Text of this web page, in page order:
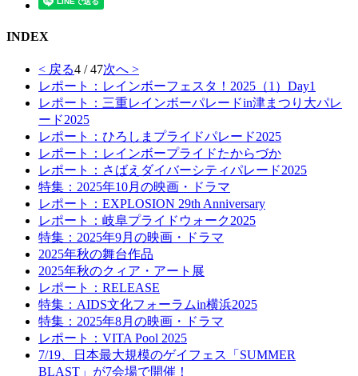
INDEX
< 戻る4 / 47次へ >
レポート：レインボーフェスタ！2025（1）Day1
レポート：三重レインボーパレードin津まつり大パレ
ード2025
レポート：ひろしまプライドパレード2025
レポート：レインボープライドたからづか
レポート：さばえダイバーシティパレード2025
特集：2025年10月の映画・ドラマ
レポート：EXPLOSION 29th Anniversary
レポート：岐阜プライドウォーク2025
特集：2025年9月の映画・ドラマ
2025年秋の舞台作品
2025年秋のクィア・アート展
レポート：RELEASE
特集：AIDS文化フォーラムin横浜2025
特集：2025年8月の映画・ドラマ
レポート：VITA Pool 2025
7/19、日本最大規模のゲイフェス「SUMMER
BLAST」が7会場で開催！